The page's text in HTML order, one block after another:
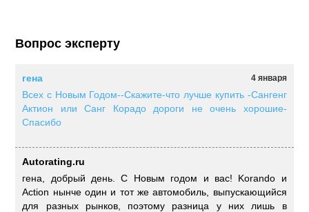
Вопрос эксперту
4 января
гена
Всех с Новым Годом--Скажите-что лучше купить -Сангенг
Актион или Санг Корадо дороги не очень хорошие-
Спасибо
Autorating.ru
гена, добрый день. С Новым годом и вас! Korando и
Action нынче один и тот же автомобиль, выпускающийся
для разных рынков, поэтому разница у них лишь в